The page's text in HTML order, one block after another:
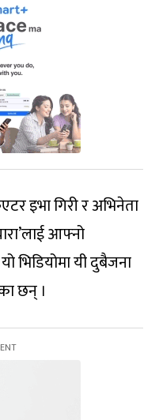
इभा गिरी र अभिनेता
आफ्नो
भिडियोमा यी दुबैजना
छन् ।